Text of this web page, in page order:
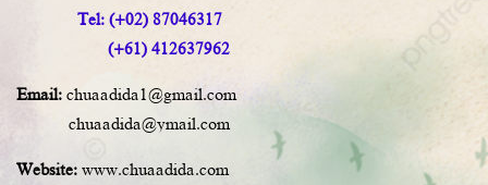
Tel: (+02) 87046317
(+61) 412637962
Email: chuaadida1@gmail.com
chuaadida@ymail.com
Website: www.chuaadida.com